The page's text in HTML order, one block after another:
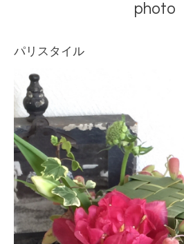
photo
パリスタイル